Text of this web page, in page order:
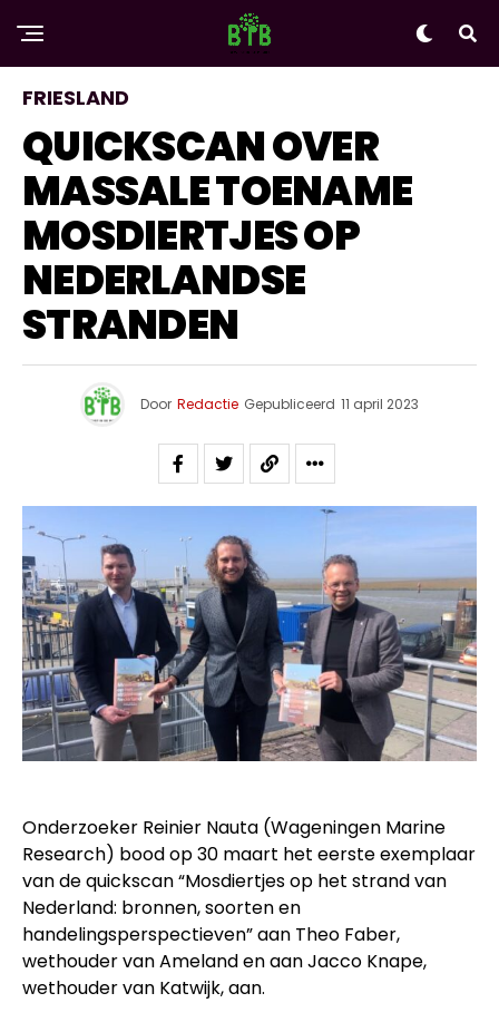
FRIESLAND
QUICKSCAN OVER
MASSALE TOENAME
MOSDIERTJES OP
NEDERLANDSE
STRANDEN
Door Redactie Gepubliceerd 11 april 2023
Onderzoeker Reinier Nauta (Wageningen Marine
Research) bood op 30 maart het eerste exemplaar
van de quickscan “Mosdiertjes op het strand van
Nederland: bronnen, soorten en
handelingsperspectieven” aan Theo Faber,
wethouder van Ameland en aan Jacco Knape,
wethouder van Katwijk, aan.